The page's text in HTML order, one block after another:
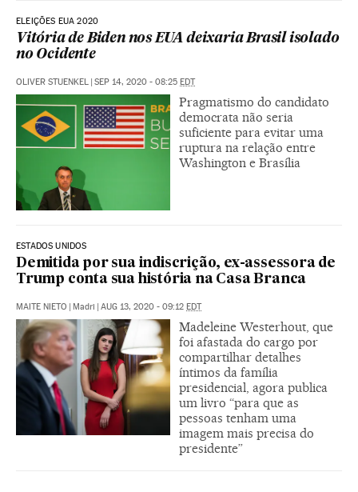
ELEIÇÕES EUA 2020
Vitória de Biden nos EUA deixaria Brasil isolado
no Ocidente
OLIVER STUENKEL | SEP 14, 2020 - 08:25 EDT
Pragmatismo do candidato
democrata não seria
suficiente para evitar uma
ruptura na relação entre
Washington e Brasília
ESTADOS UNIDOS
Demitida por sua indiscrição, ex-assessora de
Trump conta sua história na Casa Branca
MAITE NIETO | Madri | AUG 13, 2020 - 09:12 EDT
Madeleine Westerhout, que
foi afastada do cargo por
compartilhar detalhes
íntimos da família
presidencial, agora publica
um livro “para que as
pessoas tenham uma
imagem mais precisa do
presidente”